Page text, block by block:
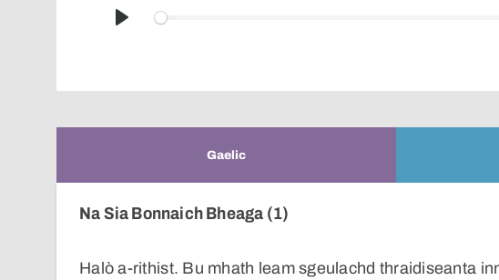
Play
Gaelic
Na Sia Bonnaich Bheaga (1)
Halò a-rithist. Bu mhath leam sgeulachd thraidiseanta